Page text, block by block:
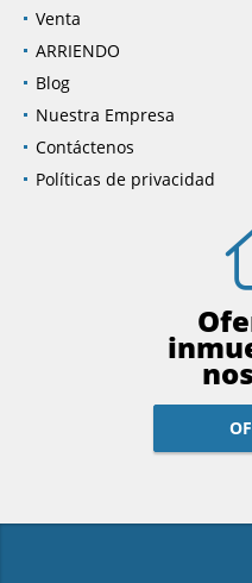
Venta
ARRIENDO
Blog
Nuestra Empresa
Contáctenos
Políticas de privacidad